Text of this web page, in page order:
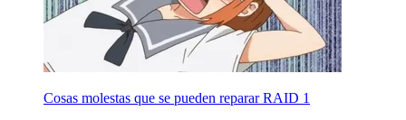
Cosas molestas que se pueden reparar RAID 1